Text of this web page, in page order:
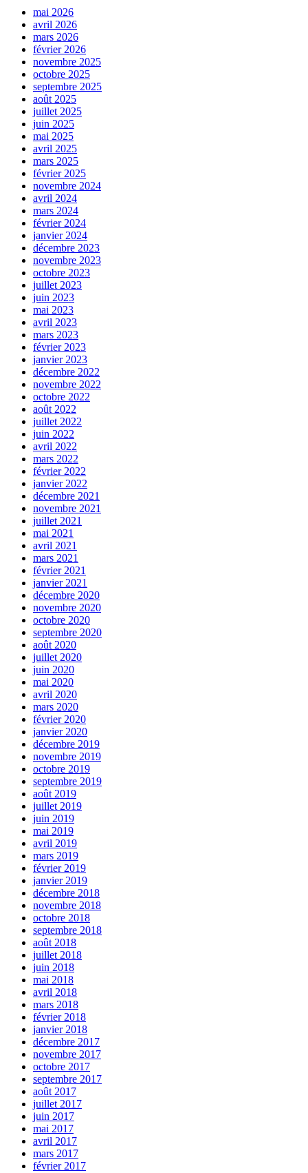
mai 2026
avril 2026
mars 2026
février 2026
novembre 2025
octobre 2025
septembre 2025
août 2025
juillet 2025
juin 2025
mai 2025
avril 2025
mars 2025
février 2025
novembre 2024
avril 2024
mars 2024
février 2024
janvier 2024
décembre 2023
novembre 2023
octobre 2023
juillet 2023
juin 2023
mai 2023
avril 2023
mars 2023
février 2023
janvier 2023
décembre 2022
novembre 2022
octobre 2022
août 2022
juillet 2022
juin 2022
avril 2022
mars 2022
février 2022
janvier 2022
décembre 2021
novembre 2021
juillet 2021
mai 2021
avril 2021
mars 2021
février 2021
janvier 2021
décembre 2020
novembre 2020
octobre 2020
septembre 2020
août 2020
juillet 2020
juin 2020
mai 2020
avril 2020
mars 2020
février 2020
janvier 2020
décembre 2019
novembre 2019
octobre 2019
septembre 2019
août 2019
juillet 2019
juin 2019
mai 2019
avril 2019
mars 2019
février 2019
janvier 2019
décembre 2018
novembre 2018
octobre 2018
septembre 2018
août 2018
juillet 2018
juin 2018
mai 2018
avril 2018
mars 2018
février 2018
janvier 2018
décembre 2017
novembre 2017
octobre 2017
septembre 2017
août 2017
juillet 2017
juin 2017
mai 2017
avril 2017
mars 2017
février 2017